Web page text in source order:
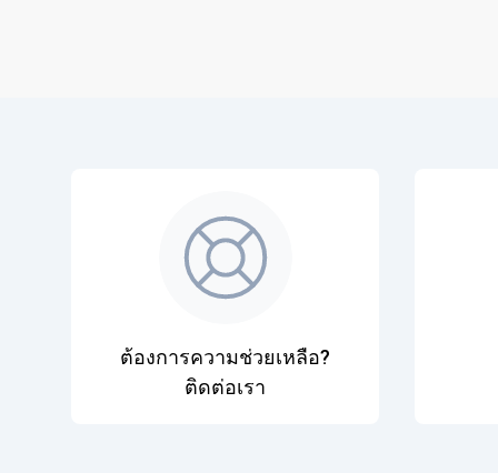
ต้องการความช่วยเหลือ?
ติดต่อเรา